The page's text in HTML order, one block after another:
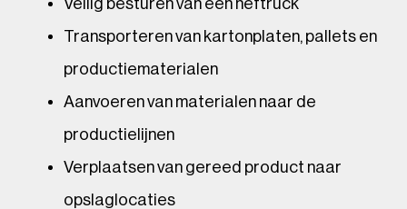
Veilig besturen van een heftruck
Transporteren van kartonplaten, pallets en
productiematerialen
Aanvoeren van materialen naar de
productielijnen
Verplaatsen van gereed product naar
opslaglocaties